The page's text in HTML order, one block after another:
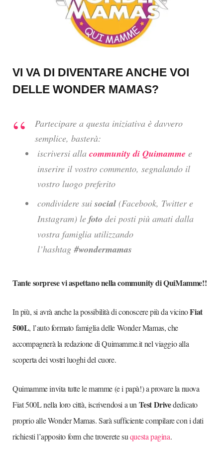
VI VA DI DIVENTARE ANCHE VOI
DELLE WONDER MAMAS?
Partecipare a questa iniziativa è davvero
semplice, basterà:
iscriversi alla community di Quimamme e
inserire il vostro commento, segnalando il
vostro luogo preferito
condividere suisocial (Facebook, Twitter e
Instagram) le foto dei posti più amati dalla
vostra famiglia utilizzando
l’hashtag#wondermamas
Tante sorprese vi aspettano nella community di QuiMamme!!
In più, si avrà anche la possibilità di conoscere più da vicinoFiat
500L, l’auto formato famiglia delle Wonder Mamas, che
accompagnerà la redazione di Quimamme.it nel viaggio alla
scoperta dei vostri luoghi del cuore.
Quimamme invita tutte le mamme (e i papà!) a provare la nuova
Fiat 500L nella loro città, iscrivendosi a un Test Drivededicato
proprio alle Wonder Mamas. Sarà sufficiente compilare con i dati
richiesti l’apposito form che troverete suquesta pagina.